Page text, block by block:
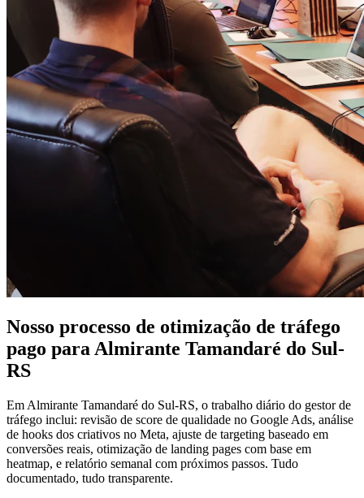
Nosso processo de otimização de tráfego
pago para Almirante Tamandaré do Sul-
RS
Em Almirante Tamandaré do Sul-RS, o trabalho diário do gestor de
tráfego inclui: revisão de score de qualidade no Google Ads, análise
de hooks dos criativos no Meta, ajuste de targeting baseado em
conversões reais, otimização de landing pages com base em
heatmap, e relatório semanal com próximos passos. Tudo
documentado, tudo transparente.